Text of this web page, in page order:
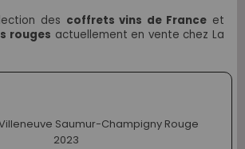
des coffrets vins de France et
rouges actuellement en vente chez La
Saumur-Champigny Rouge
2023